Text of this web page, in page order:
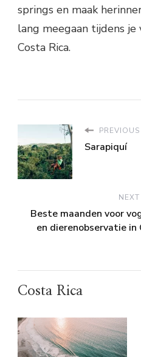
springs en maak
lang meegaan tijdens
Costa Rica.
Sarapiquí
Beste maanden voor
en dierenobservatie in
Costa Rica